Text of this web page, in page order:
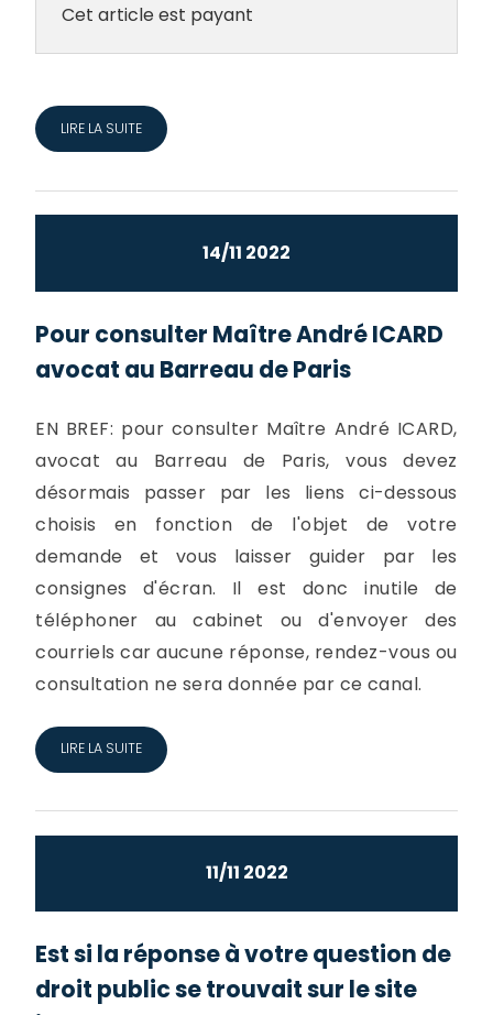
Cet article est payant
LIRE LA SUITE
14/11 2022
Pour consulter Maître André ICARD
avocat au Barreau de Paris
EN BREF: pour consulter Maître André ICARD,
avocat au Barreau de Paris, vous devez
désormais passer par les liens ci-dessous
choisis en fonction de l'objet de votre
demande et vous laisser guider par les
consignes d'écran. Il est donc inutile de
téléphoner au cabinet ou d'envoyer des
courriels car aucune réponse, rendez-vous ou
consultation ne sera donnée par ce canal.
LIRE LA SUITE
11/11 2022
Est si la réponse à votre question de
droit public se trouvait sur le site